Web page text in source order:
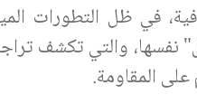
في ظل التطورات
نفسها، والتي تكشف
المقاومة.